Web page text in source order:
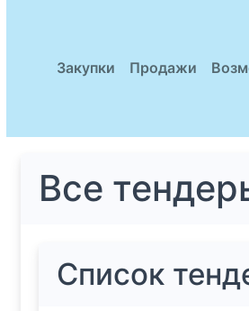
Закупки Продажи
Все
Список